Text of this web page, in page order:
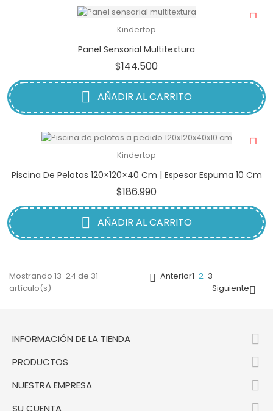
Kindertop
Panel Sensorial Multitextura
$144.500
AÑADIR AL CARRITO
Kindertop
Piscina De Pelotas 120×120×40 Cm | Espesor Espuma 10 Cm
$186.990
AÑADIR AL CARRITO
Mostrando 13-24 de 31
artículo(s)
 Anterior12 3
Siguiente
INFORMACIÓN DE LA TIENDA 
PRODUCTOS 
NUESTRA EMPRESA 
SU CUENTA